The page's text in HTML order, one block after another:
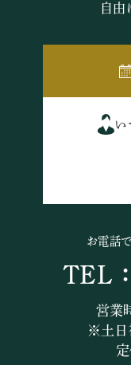
自由
い
お電話
TEL
営業
※土日